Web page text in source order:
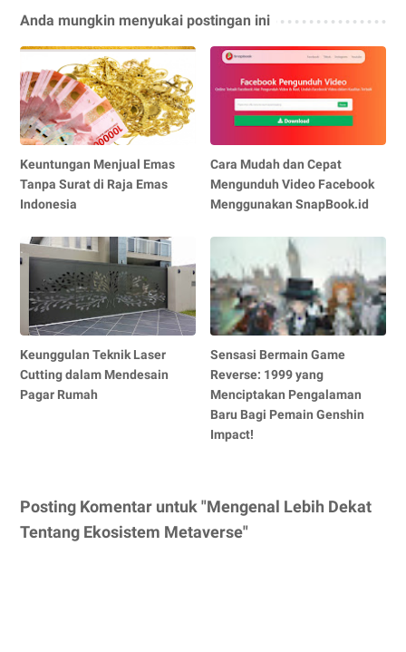
Anda mungkin menyukai postingan ini
Keuntungan Menjual Emas
Tanpa Surat di Raja Emas
Indonesia
Cara Mudah dan Cepat
Mengunduh Video Facebook
Menggunakan SnapBook.id
Keunggulan Teknik Laser
Cutting dalam Mendesain
Pagar Rumah
Sensasi Bermain Game
Reverse: 1999 yang
Menciptakan Pengalaman
Baru Bagi Pemain Genshin
Impact!
Posting Komentar untuk "Mengenal Lebih Dekat
Tentang Ekosistem Metaverse"